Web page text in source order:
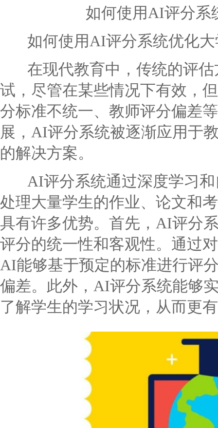
如何使用AI评分系
如何使用AI评分系统优化大
在现代教育中，传统的评估
试，尽管在某些情况下有效，
分标准不统一、教师评分偏差
展，AI评分系统被逐渐应用于
的解决方案。
AI评分系统通过深度学习和
处理大量学生的作业、论文和
具有许多优势。首先，AI评分
评分的统一性和客观性。通过
AI能够基于预定的标准进行评
偏差。此外，AI评分系统能够
了解学生的学习状况，从而更